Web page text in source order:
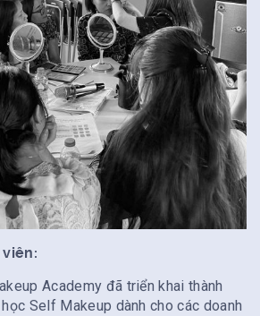
viên:
Academy đã triển khai thành
Self Makeup dành cho các doanh